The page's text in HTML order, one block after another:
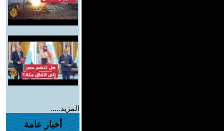
المزيد.....
أخبار عامة